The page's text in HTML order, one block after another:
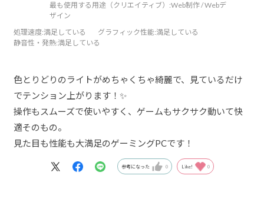
最も使用する用途（クリエイティブ）:Web制作 / Webデ
ザイン
処理速度:満足している グラフィック性能:満足している
静音性・発熱:満足している
色とりどりのライトがめちゃくちゃ綺麗で、見ているだけ
でテンション上がります！✨
操作もスムーズで使いやすく、ゲームもサクサク動いて快
適そのもの。
見た目も性能も大満足のゲーミングPCです！
参考になった 0 Like! 0